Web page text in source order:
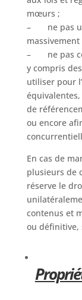
mœurs ;
– ne pas
– ne pas
y compris
utiliser pour
de
ou encore
En cas de
plusieurs de
réserve le
contenus et
ou définitive,